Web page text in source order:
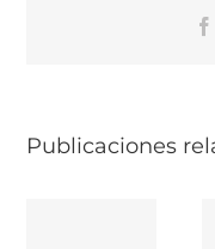
Publicaciones